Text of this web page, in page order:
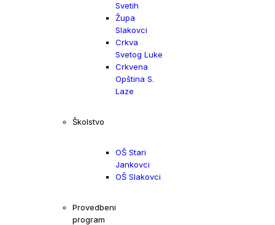
Svetih
Župa
Slakovci
Crkva
Svetog Luke
Crkvena
Opština S.
Laze
Školstvo
OŠ Stari
Jankovci
OŠ Slakovci
Provedbeni
program